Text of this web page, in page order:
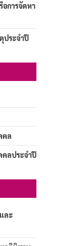
อการจัดหา
ประจำปี
คล
คลประจำปี
ละ